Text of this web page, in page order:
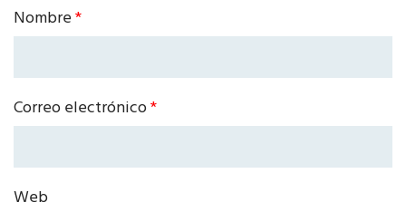
Nombre*
Correo electrónico*
Web